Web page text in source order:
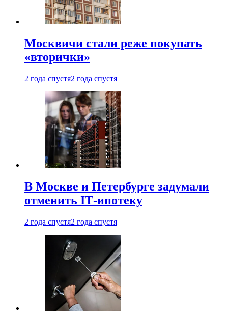
Москвичи стали реже покупать
«вторички»
2 года спустя2 года спустя
В Москве и Петербурге задумали
отменить IТ-ипотеку
2 года спустя2 года спустя